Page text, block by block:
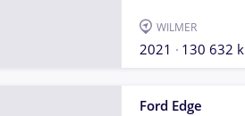
WILMER
2021 130 632
Ford Edge